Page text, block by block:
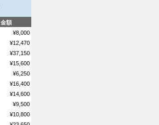
金額
¥8,000
¥12,470
¥37,150
¥15,600
¥6,250
¥16,400
¥14,600
¥9,500
¥10,800